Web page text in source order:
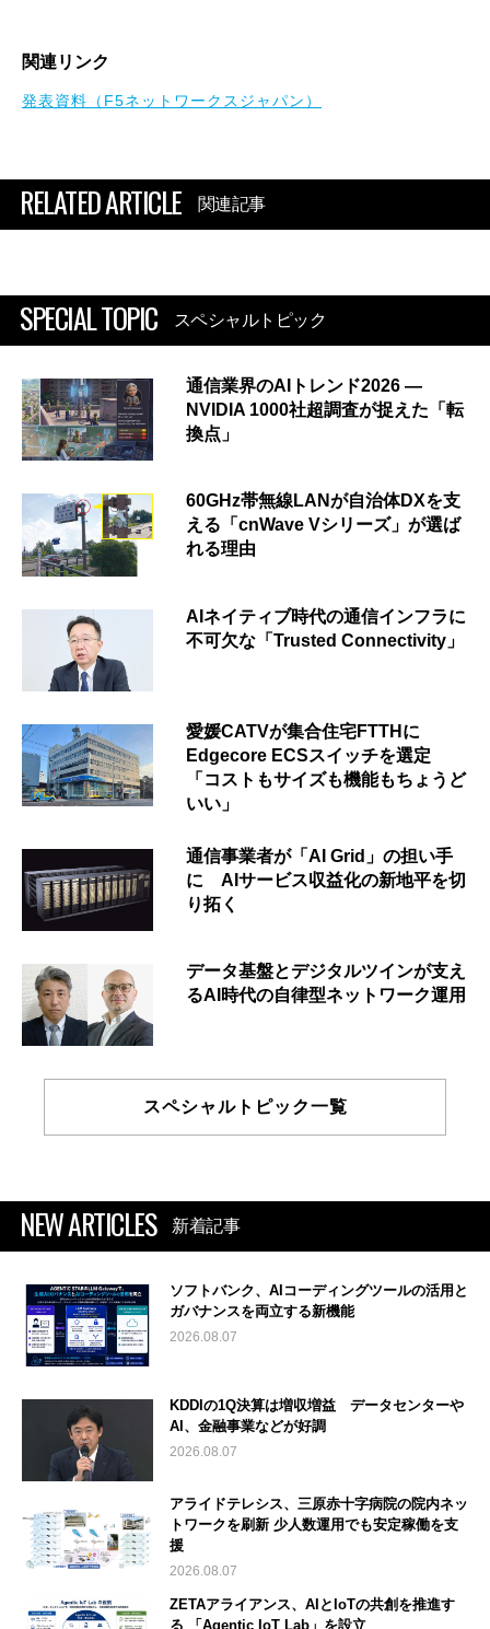
関連リンク
発表資料（F5ネットワークスジャパン）
RELATED ARTICLE 関連記事
SPECIAL TOPIC スペシャルトピック
通信業界のAIトレンド2026 ―
NVIDIA 1000社超調査が捉えた「転
換点」
60GHz帯無線LANが自治体DXを支
える「cnWave Vシリーズ」が選ば
れる理由
AIネイティブ時代の通信インフラに
不可欠な「Trusted Connectivity」
愛媛CATVが集合住宅FTTHに
Edgecore ECSスイッチを選定
「コストもサイズも機能もちょうど
いい」
通信事業者が「AI Grid」の担い手
に AIサービス収益化の新地平を切
り拓く
データ基盤とデジタルツインが支え
るAI時代の自律型ネットワーク運用
スペシャルトピック一覧
NEW ARTICLES 新着記事
ソフトバンク、AIコーディングツールの活用と
ガバナンスを両立する新機能
2026.08.07
KDDIの1Q決算は増収増益 データセンターや
AI、金融事業などが好調
2026.08.07
アライドテレシス、三原赤十字病院の院内ネッ
トワークを刷新 少人数運用でも安定稼働を支
援
2026.08.07
ZETAアライアンス、AIとIoTの共創を推進す
る 「Agentic IoT Lab」を設立